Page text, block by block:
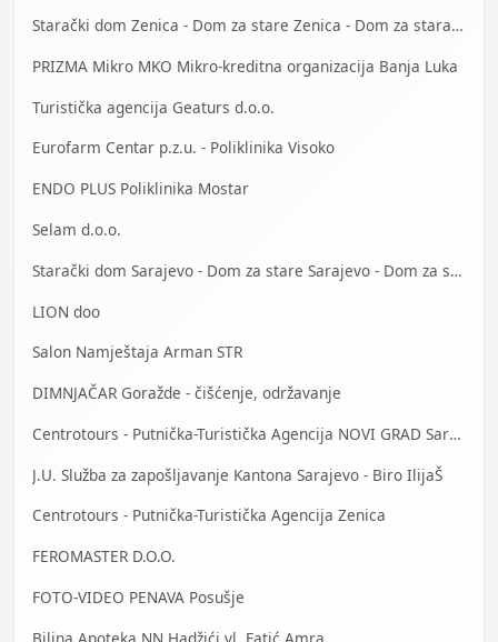
Starački dom Zenica - Dom za stare Zenica - Dom za stara lica Zenica
PRIZMA Mikro MKO Mikro-kreditna organizacija Banja Luka
Turistička agencija Geaturs d.o.o.
Eurofarm Centar p.z.u. - Poliklinika Visoko
ENDO PLUS Poliklinika Mostar
Selam d.o.o.
Starački dom Sarajevo - Dom za stare Sarajevo - Dom za stara lica Sarajevo
LION doo
Salon Namještaja Arman STR
DIMNJAČAR Goražde - čišćenje, održavanje
Centrotours - Putnička-Turistička Agencija NOVI GRAD Sarajevo
J.U. Služba za zapošljavanje Kantona Sarajevo - Biro IlijaŠ
Centrotours - Putnička-Turistička Agencija Zenica
FEROMASTER D.O.O.
FOTO-VIDEO PENAVA Posušje